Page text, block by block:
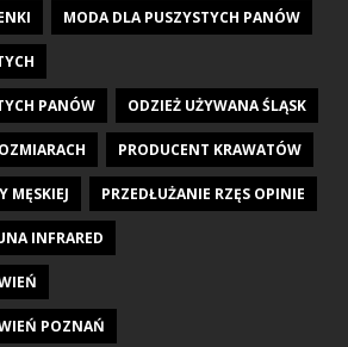
MODA DLA PUSZYSTYCH PANÓW
PANÓW ODZIEŻ UŻYWANA ŚLĄSK
PRODUCENT KRAWATÓW
MĘSKIEJ PRZEDŁUŻANIE RZĘS OPINIE
INFRARED
POZNAŃ